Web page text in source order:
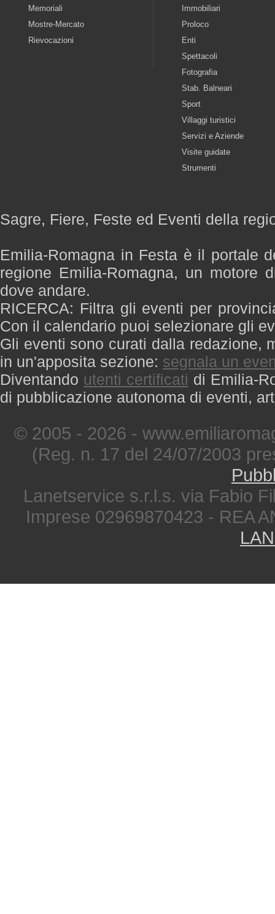
Memoriali
Mostre-Mercato
Rievocazioni
Immobiliari
Proloco
Enti
Spettacoli
Fotografia
Stab. Balneari
Sport
Villaggi turistici
Servizi e Aziende
Visite guidate
Strumenti
Sagre, Fiere, Feste ed Eventi della
Emilia-Romagna in Festa è il portale
regione Emilia-Romagna, un motore
dove andare.
RICERCA: Filtra gli eventi per
Con il calendario puoi selezionare gli
Gli eventi sono curati dalla redazione,
in un'apposita sezione: segnala un
Diventando utenti certificati di Emilia-
di pubblicazione autonoma di eventi,
© 2005 - 2026 -
(Reg. n. 17 del 24/07/2003
Lanetservice s.r.l.s. via Fabio
Imprese 02969870423 - REA